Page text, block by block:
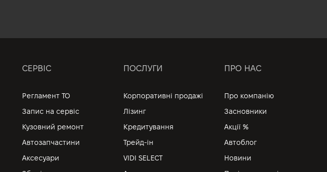
СЕРВІС
Регламент ТО
Запис на сервіс
Кузовний ремонт
Автозапчастини
Аксесуари
ПОСЛУГИ
Корпоративні продажі
Лізинг
Кредитування
Трейд-ін
VIDI SELECT
ПРО НАС
Про компанію
Засновники
Акції %
Автоблог
Новини